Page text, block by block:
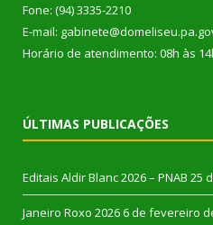
Fone: (94) 3335-2210
E-mail:
Horário de atendimento: 08h às
ÚLTIMAS PUBLICAÇÕES
Editais Aldir Blanc 2026 – PNAB 25
Janeiro Roxo 2026 6 de fevereiro